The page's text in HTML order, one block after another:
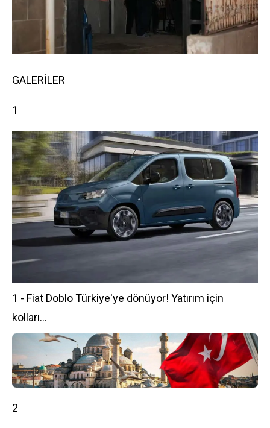
GALERİLER
1
1 - Fiat Doblo Türkiye'ye dönüyor! Yatırım için
kolları...
2